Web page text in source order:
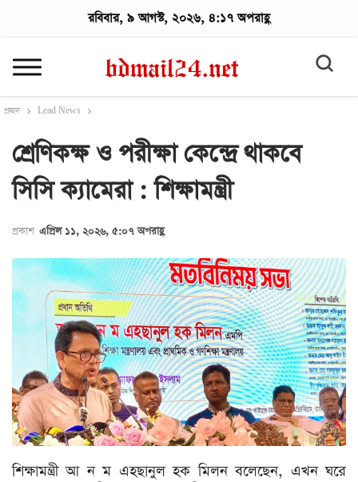
রবিবার, ৯ আগস্ট, ২০২৬, ৪:১৭ অপরাহ্ণ
প্রচ্ছদ Lead News
শ্রেণিকক্ষ ও পরীক্ষা কেন্দ্রে থাকবে
সিসি ক্যামেরা : শিক্ষামন্ত্রী
প্রকাশ এপ্রিল ১১, ২০২৬, ৫:০৭ অপরাহ্ণ
শিক্ষামন্ত্রী আ ন ম এহছানুল হক মিলন বলেছেন, এখন ঘরে